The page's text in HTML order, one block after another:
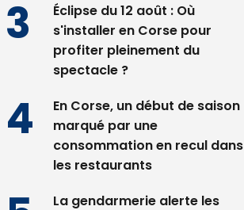
Éclipse du 12 août : Où
s'installer en Corse pour
profiter pleinement du
spectacle ?
En Corse, un début de saison
marqué par une
consommation en recul dans
les restaurants
La gendarmerie alerte les